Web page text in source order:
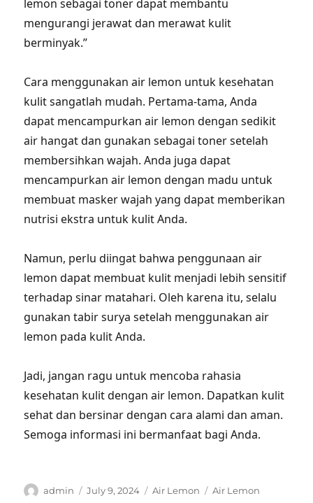
lemon sebagai toner dapat membantu
mengurangi jerawat dan merawat kulit
berminyak.”
Cara menggunakan air lemon untuk kesehatan
kulit sangatlah mudah. Pertama-tama, Anda
dapat mencampurkan air lemon dengan sedikit
air hangat dan gunakan sebagai toner setelah
membersihkan wajah. Anda juga dapat
mencampurkan air lemon dengan madu untuk
membuat masker wajah yang dapat memberikan
nutrisi ekstra untuk kulit Anda.
Namun, perlu diingat bahwa penggunaan air
lemon dapat membuat kulit menjadi lebih sensitif
terhadap sinar matahari. Oleh karena itu, selalu
gunakan tabir surya setelah menggunakan air
lemon pada kulit Anda.
Jadi, jangan ragu untuk mencoba rahasia
kesehatan kulit dengan air lemon. Dapatkan kulit
sehat dan bersinar dengan cara alami dan aman.
Semoga informasi ini bermanfaat bagi Anda.
Author
admin
Posted
July 9, 2024 Categories
Air Lemon Tags
Air Lemon